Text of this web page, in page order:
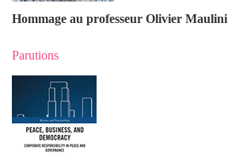
Hommage au professeur Olivier Maulini
Parutions